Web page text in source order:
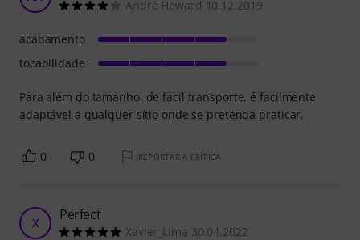
André Howard 10.12.2019
Para além do tamanho, de fácil transporte, é facilmente
adaptável a qualquer sítio onde se pretenda praticar.
acabamento
tocabilidade
0 0 REPORTAR A CRÍTICA
X Perfect
Xavier_Lima 30.04.2022